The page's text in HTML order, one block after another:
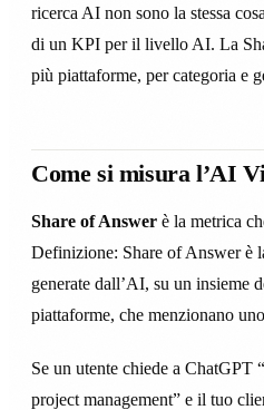
ricerca AI non sono la stessa
di un KPI per il livello AI. La
più piattaforme, per categoria e
Come si misura l’AI
Share of Answer è la metrica
Definizione: Share of Answer è
generate dall’AI, su un insieme
piattaforme, che menzionano
Se un utente chiede a
project management” e il tuo